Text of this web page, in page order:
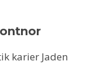
karier Jaden